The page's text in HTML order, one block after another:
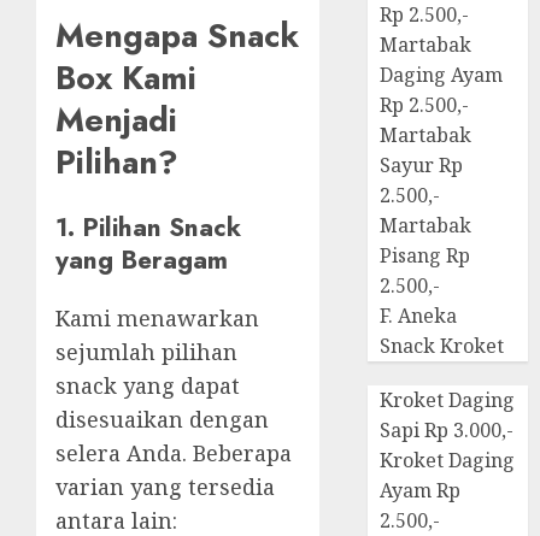
Mengapa Snack
Box Kami
Menjadi
Pilihan?
1. Pilihan Snack
yang Beragam
Kami menawarkan
sejumlah pilihan
snack yang dapat
disesuaikan dengan
selera Anda. Beberapa
varian yang tersedia
antara lain:
Rp 2.500,-
Martabak
Daging Ayam
Rp 2.500,-
Martabak
Sayur Rp
2.500,-
Martabak
Pisang Rp
2.500,-
F. Aneka
Snack Kroket
Kroket Daging
Sapi Rp 3.000,-
Kroket Daging
Ayam Rp
2.500,-